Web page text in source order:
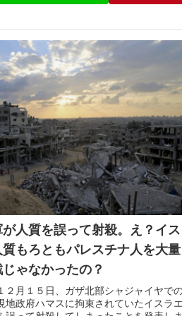
人質を誤って射殺。え？イス
もろともパレスチナ人を大量
ゃなかったの？
２月１５日、ガザ北部シャジャイヤで
地政府ハマスに拘束されていたイスラ